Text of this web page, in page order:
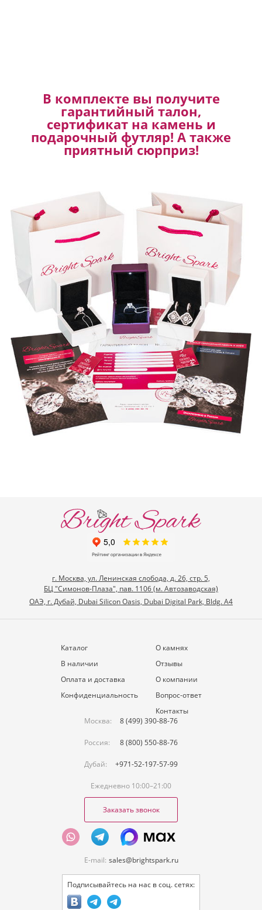
В комплекте вы получите
гарантийный талон,
сертификат на камень и
подарочный футляр! А также
приятный сюрприз!
г. Москва, ул. Ленинская слобода, д. 26, стр. 5,
БЦ "Симонов-Плаза", пав. 1106 (м. Автозаводская)
ОАЭ, г. Дубай, Dubai Silicon Oasis, Dubai Digital Park, Bldg. A4
Каталог
В наличии
Оплата и доставка
Конфиденциальность
О камнях
Отзывы
О компании
Вопрос-ответ
Контакты
Москва:
8 (499) 390-88-76
Россия: 8 (800) 550-88-76
Дубай: +971-52-197-57-99
Ежедневно 10:00–21:00
Заказать звонок
E-mail: sales@brightspark.ru
Подписывайтесь на нас в соц. сетях: